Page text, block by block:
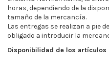
horas, dependiendo de la
tamaño de la mercancía.
Las entregas se realizan a pie
obligado a introducir la
Disponibilidad de los artículos